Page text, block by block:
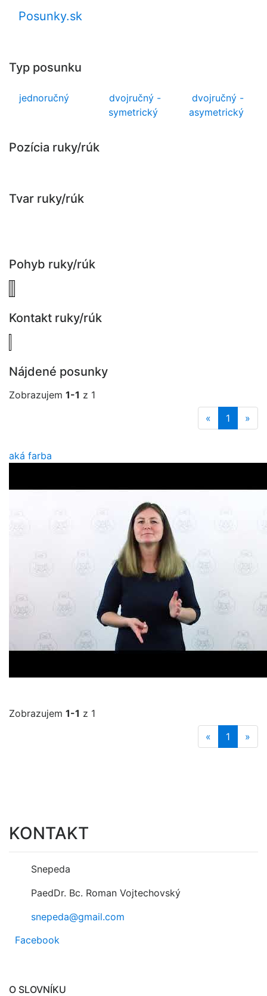
Posunky.sk
Typ posunku
jednoručný
dvojručný -
symetrický
dvojručný -
asymetrický
Pozícia ruky/rúk
Tvar ruky/rúk
Pohyb ruky/rúk
Kontakt ruky/rúk
Nájdené posunky
Zobrazujem 1-1 z 1
«
1 »
aká farba
Zobrazujem 1-1 z 1
«
1 »
KONTAKT
Snepeda
PaedDr. Bc. Roman Vojtechovský
snepeda@gmail.com
Facebook
O SLOVNÍKU